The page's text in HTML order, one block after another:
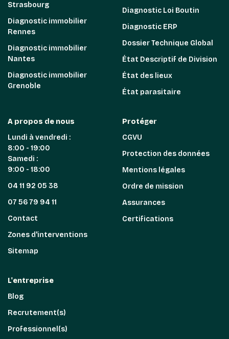
Strasbourg
Diagnostic immobilier
Rennes
Diagnostic immobilier
Nantes
Diagnostic immobilier
Grenoble
Diagnostic Loi Boutin
Diagnostic ERP
Dossier Technique Global
État Descriptif de Division
État des lieux
État parasitaire
A propos de nous
Lundi à vendredi :
8:00 - 19:00
Samedi :
9:00 - 18:00
04 11 92 05 38
07 56 79 94 11
Contact
Zones d'interventions
Sitemap
Protéger
CGVU
Protection des données
Mentions légales
Ordre de mission
Assurances
Certifications
L'entreprise
Blog
Recrutement(s)
Professionnel(s)